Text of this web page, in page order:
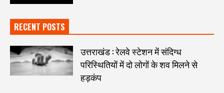
RECENT POSTS
उत्तराखंड : रेलवे स्टेशन में संदिग्ध
परिस्थितियों में दो लोगों के शव मिलने से
हड़कंप